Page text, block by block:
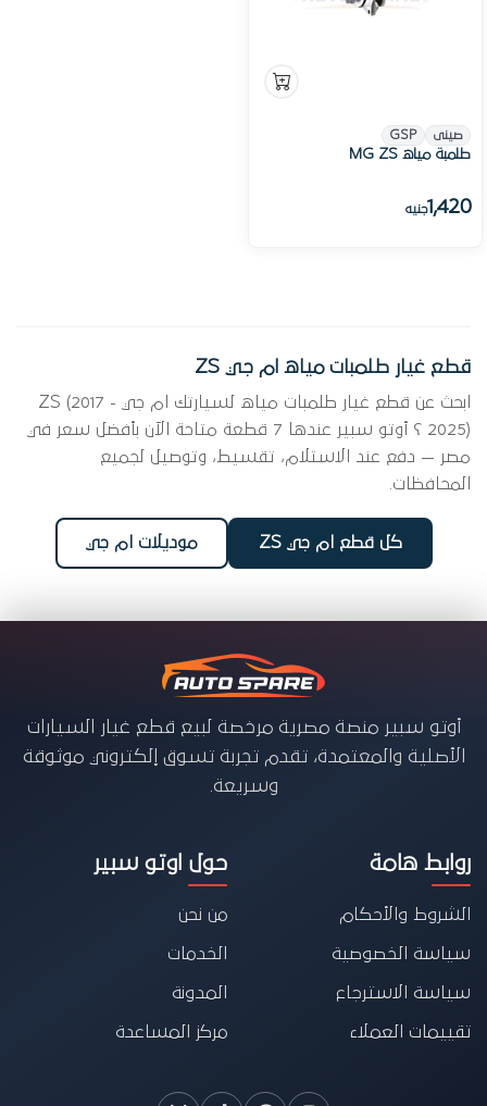
صينى GSP
طلمبة مياه MG ZS
1,420جنيه
قطع غيار طلمبات مياه ام جي ZS
ابحث عن قطع غيار طلمبات مياه لسيارتك ام جي ZS (2017 -
2025) ؟ أوتو سبير عندها 7 قطعة متاحة الآن بأفضل سعر في
مصر — دفع عند الاستلام، تقسيط، وتوصيل لجميع
المحافظات.
كل قطع ام جي ZS موديلات ام جي
أوتو سبير منصة مصرية مرخصة لبيع قطع غيار السيارات
الأصلية والمعتمدة، تقدم تجربة تسوق إلكتروني موثوقة
وسريعة.
روابط هامة
الشروط والأحكام
سياسة الخصوصية
سياسة الاسترجاع
تقييمات العملاء
حول اوتو سبير
من نحن
الخدمات
المدونة
مركز المساعدة